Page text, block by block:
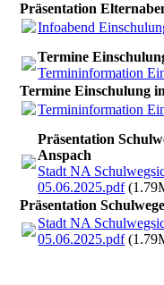
Präsentation
Infoabend
Termine
Termininformation
Termine Einschulung
Termininformation
Präsentation
Anspach
Stadt NA
05.06.2025.pdf
Präsentation
Stadt NA
05.06.2025.pdf